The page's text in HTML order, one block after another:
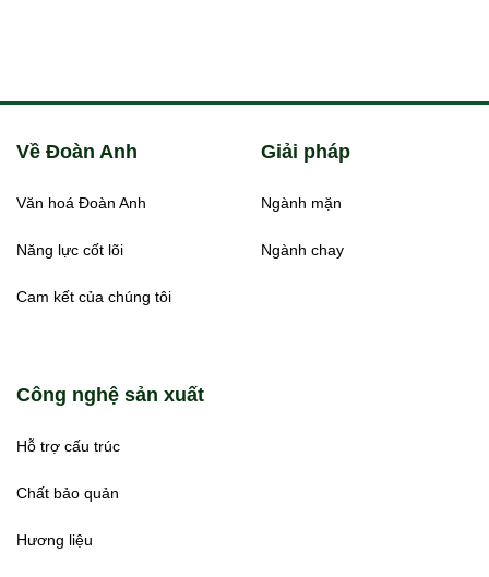
Về Đoàn Anh
Văn hoá Đoàn Anh
Năng lực cốt lõi
Cam kết của chúng tôi
Giải pháp
Ngành mặn
Ngành chay
Công nghệ sản xuất
Hỗ trợ cấu trúc
Chất bảo quản
Hương liệu